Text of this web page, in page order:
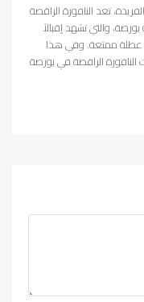
تعد النافورة الراقصة
والتي تشهد إقبالاً
عطلة ممتعة. وفي هذا
الراقصة في بورصة